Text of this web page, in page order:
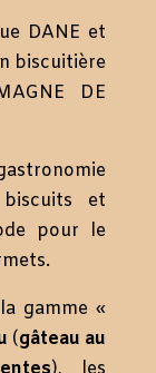
DANE et
biscuitière
DE
et
pour le
gamme «
(gâteau au